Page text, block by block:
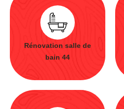
Rénovation salle de
bain 44